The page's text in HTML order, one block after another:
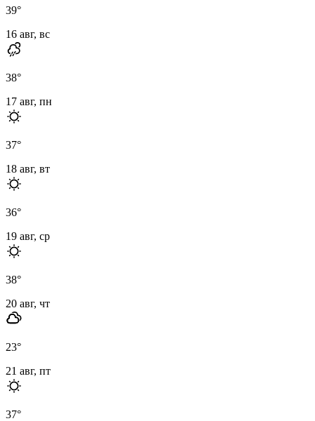
39°
16 авг, вс
38°
17 авг, пн
37°
18 авг, вт
36°
19 авг, ср
38°
20 авг, чт
23°
21 авг, пт
37°